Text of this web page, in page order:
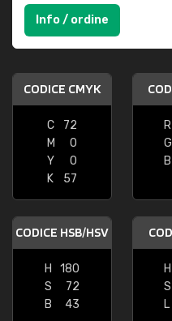
Info / ordine
CODICE CMYK
C
72
M
0
Y
0
K
57
R
G
B
CODICE HSB/HSV
H
180
S
72
B
43
H
S
L